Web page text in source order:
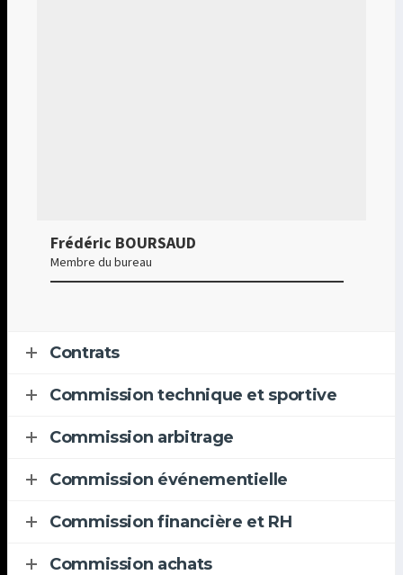
Frédéric BOURSAUD
Membre du bureau
Contrats
Commission technique et sportive
Commission arbitrage
Commission événementielle
Commission financière et RH
Commission achats